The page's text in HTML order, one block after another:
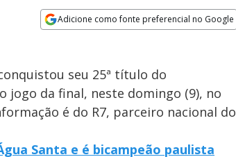
Adicione como fonte preferencial no Google
seu 25ª título do
jogo da final, neste domingo (9), no
é do R7, parceiro nacional do
Santa e é bicampeão paulista